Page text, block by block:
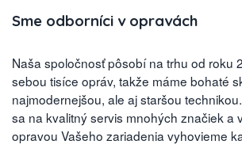
Sme odborníci v opravách
Naša spoločnosť pôsobí na trhu od roku
sebou tisíce opráv, takže máme bohaté
najmodernejšou, ale aj staršou
sa na kvalitný servis mnohých značiek a
opravou Vašeho zariadenia vyhovieme